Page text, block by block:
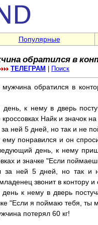
Популярные
обратился в
ТЕЛЕГРАМ Поиск
мужчина обратился в
к нему в дверь
кроссовках Найк и значок
ней 5 дней, но так и не
ему понравился и он
день, к нему
и значке "Если
за ней 5 дней, но так и
звонит в контору
к нему в дверь
"Если я поймаю тебя, ты
потерял 60 кг!